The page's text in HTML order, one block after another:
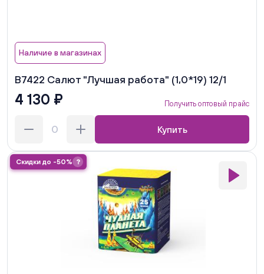
Наличие в магазинах
В7422 Салют "Лучшая работа" (1,0*19) 12/1
4 130 ₽ Получить оптовый прайс
Купить
Скидки до -50% ?